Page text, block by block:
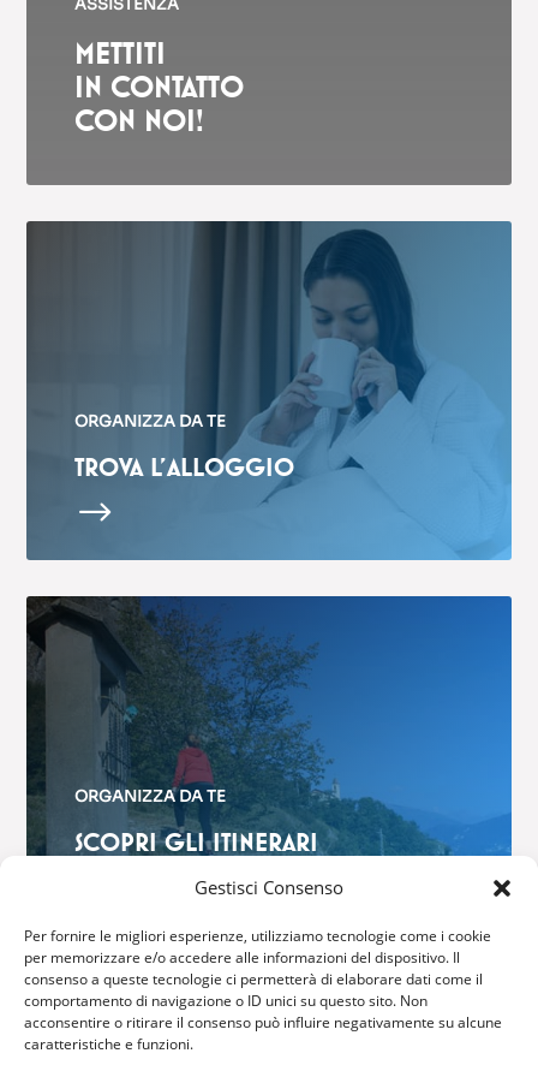
Gestisci Consenso
Per fornire le migliori esperienze, utilizziamo tecnologie come i cookie
per memorizzare e/o accedere alle informazioni del dispositivo. Il
consenso a queste tecnologie ci permetterà di elaborare dati come il
comportamento di navigazione o ID unici su questo sito. Non
acconsentire o ritirare il consenso può influire negativamente su alcune
caratteristiche e funzioni.
ASSISTENZA
METTITI
IN CONTATTO
CON NOI!
ORGANIZZA DA TE
TROVA L’ALLOGGIO
$
ORGANIZZA DA TE
SCOPRI GLI ITINERARI
GRIANTE CADENABBIA